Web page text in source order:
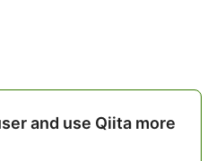
and use Qiita more